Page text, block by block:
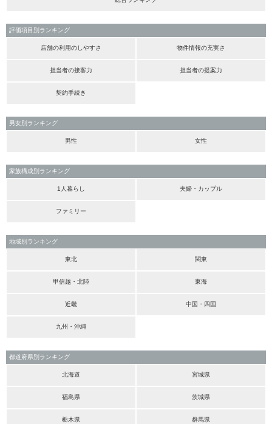
評価項目別ランキング
店舗の利用のしやすさ 物件情報の充実さ
担当者の接客力 担当者の提案力
契約手続き
男女別ランキング
男性 女性
家族構成別ランキング
1人暮らし 夫婦・カップル
ファミリー
地域別ランキング
東北 関東
甲信越・北陸 東海
近畿 中国・四国
九州・沖縄
都道府県別ランキング
北海道 宮城県
福島県 茨城県
栃木県 群馬県